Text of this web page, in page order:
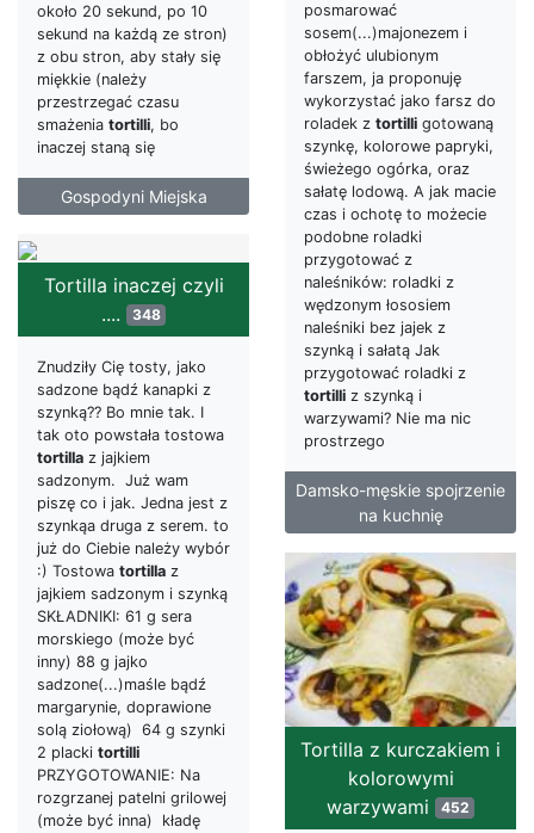
około 20 sekund, po 10
sekund na każdą ze stron)
z obu stron, aby stały się
miękkie (należy
przestrzegać czasu
smażenia tortilli, bo
inaczej staną się
Gospodyni Miejska
posmarować
sosem(...)majonezem i
obłożyć ulubionym
farszem, ja proponuję
wykorzystać jako farsz do
roladek z tortilli gotowaną
szynkę, kolorowe papryki,
świeżego ogórka, oraz
sałatę lodową. A jak macie
czas i ochotę to możecie
podobne roladki
przygotować z
naleśników: roladki z
wędzonym łososiem
naleśniki bez jajek z
szynką i sałatą Jak
przygotować roladki z
tortilli z szynką i
warzywami? Nie ma nic
prostrzego
Damsko-męskie spojrzenie
na kuchnię
Tortilla inaczej czyli
....
348
Znudziły Cię tosty, jako
sadzone bądź kanapki z
szynką?? Bo mnie tak. I
tak oto powstała tostowa
tortilla z jajkiem
sadzonym. Już wam
piszę co i jak. Jedna jest z
szynkąa druga z serem. to
już do Ciebie należy wybór
:) Tostowa tortilla z
jajkiem sadzonym i szynką
SKŁADNIKI: 61 g sera
morskiego (może być
inny) 88 g jajko
sadzone(...)maśle bądź
margarynie, doprawione
solą ziołową) 64 g szynki
2 placki tortilli
PRZYGOTOWANIE: Na
rozgrzanej patelni grilowej
(może być inna) kładę
Tortilla z kurczakiem i
kolorowymi
warzywami
452